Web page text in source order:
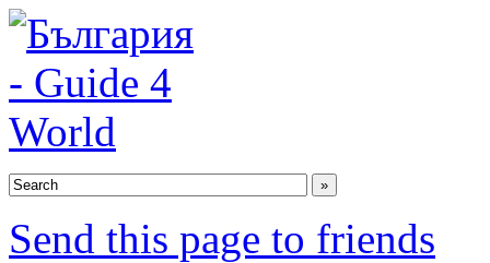
Send this page to friends